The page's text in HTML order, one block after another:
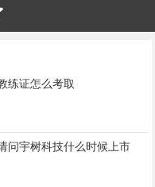
练证怎么考取
问宇树科技什么时候上市